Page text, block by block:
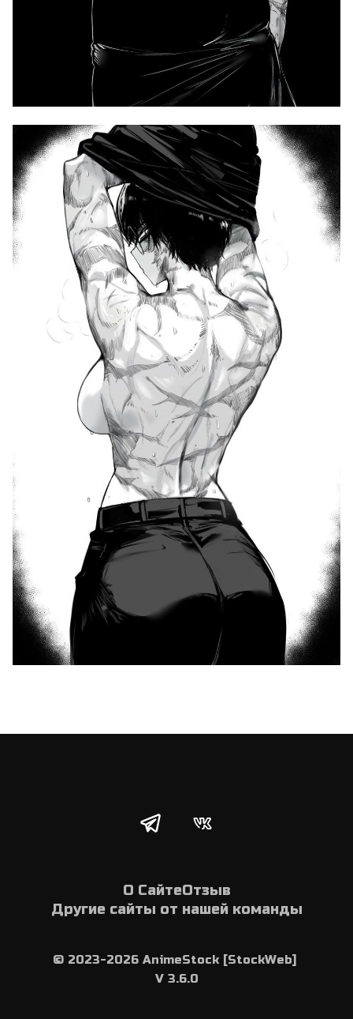
О СайтеОтзыв
Другие сайты от нашей команды
© 2023-2026 AnimeStock [StockWeb]
V 3.6.0